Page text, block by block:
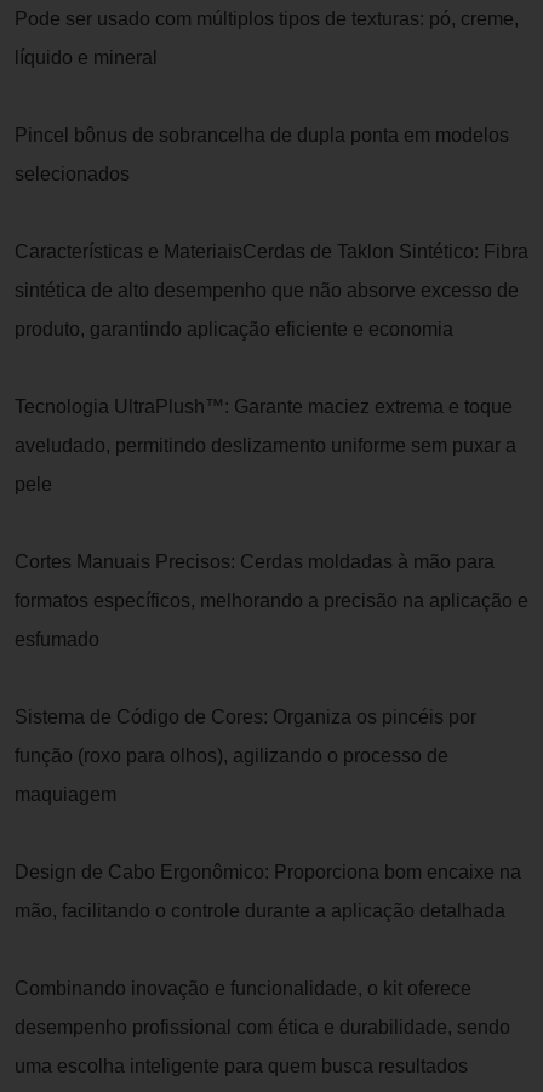
Pode ser usado com múltiplos tipos de texturas: pó, creme,
líquido e mineral
Pincel bônus de sobrancelha de dupla ponta em modelos
selecionados
Características e MateriaisCerdas de Taklon Sintético: Fibra
sintética de alto desempenho que não absorve excesso de
produto, garantindo aplicação eficiente e economia
Tecnologia UltraPlush™: Garante maciez extrema e toque
aveludado, permitindo deslizamento uniforme sem puxar a
pele
Cortes Manuais Precisos: Cerdas moldadas à mão para
formatos específicos, melhorando a precisão na aplicação e
esfumado
Sistema de Código de Cores: Organiza os pincéis por
função (roxo para olhos), agilizando o processo de
maquiagem
Design de Cabo Ergonômico: Proporciona bom encaixe na
mão, facilitando o controle durante a aplicação detalhada
Combinando inovação e funcionalidade, o kit oferece
desempenho profissional com ética e durabilidade, sendo
uma escolha inteligente para quem busca resultados